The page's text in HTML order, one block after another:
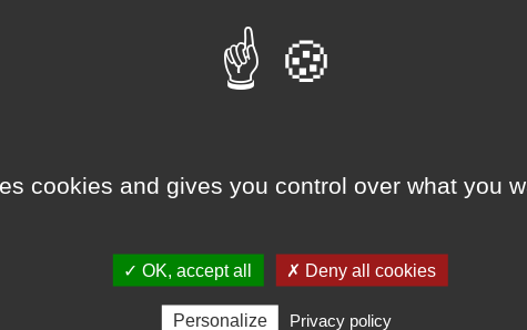
Le Rapport de Présentation, qui comprend
l'environnement (EIE) et l'évaluation
Le projet d'Aménagement et de Développement
Le Document d'Orientation Générale (DOG)
Pour plus d'informations, consultez
cookies and gives you control over what you
✓ OK, accept all ✗ Deny all cookies
Personalize Privacy policy